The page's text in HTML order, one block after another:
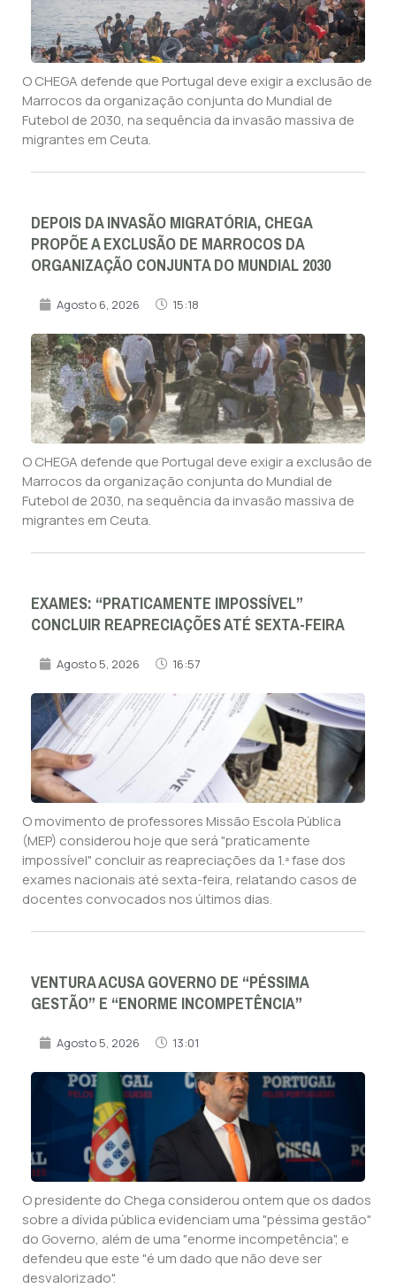
O CHEGA defende que Portugal deve exigir a exclusão de
Marrocos da organização conjunta do Mundial de
Futebol de 2030, na sequência da invasão massiva de
migrantes em Ceuta.
DEPOIS DA INVASÃO MIGRATÓRIA, CHEGA
PROPÕE A EXCLUSÃO DE MARROCOS DA
ORGANIZAÇÃO CONJUNTA DO MUNDIAL 2030
Agosto 6, 2026 15:18
O CHEGA defende que Portugal deve exigir a exclusão de
Marrocos da organização conjunta do Mundial de
Futebol de 2030, na sequência da invasão massiva de
migrantes em Ceuta.
EXAMES: “PRATICAMENTE IMPOSSÍVEL”
CONCLUIR REAPRECIAÇÕES ATÉ SEXTA-FEIRA
Agosto 5, 2026 16:57
O movimento de professores Missão Escola Pública
(MEP) considerou hoje que será "praticamente
impossível" concluir as reapreciações da 1.ª fase dos
exames nacionais até sexta-feira, relatando casos de
docentes convocados nos últimos dias.
VENTURA ACUSA GOVERNO DE “PÉSSIMA
GESTÃO” E “ENORME INCOMPETÊNCIA”
Agosto 5, 2026 13:01
O presidente do Chega considerou ontem que os dados
sobre a dívida pública evidenciam uma "péssima gestão"
do Governo, além de uma "enorme incompetência", e
defendeu que este "é um dado que não deve ser
desvalorizado".